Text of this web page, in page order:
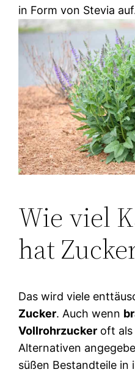
in Form von Stevia
Wie viel
hat
Das wird viele
Zucker. Auch wenn
Vollrohrzucker oft als
Alternativen
süßen Bestandteile in